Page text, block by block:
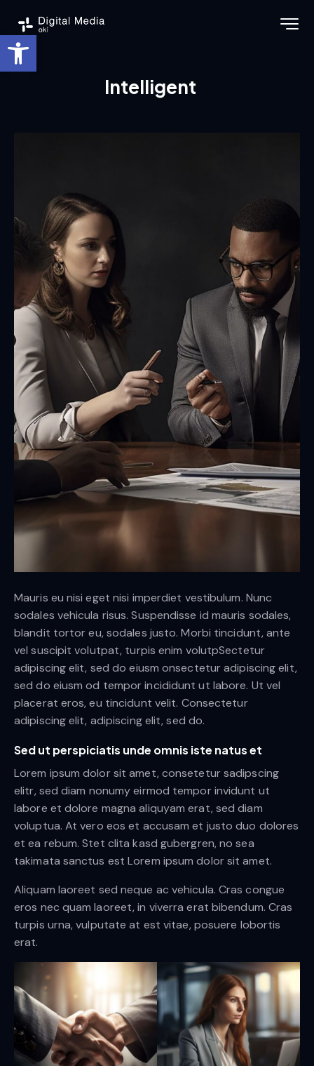
Ouvrir la barre d’outils
Intelligent
Mauris eu nisi eget nisi imperdiet vestibulum. Nunc
sodales vehicula risus. Suspendisse id mauris sodales,
blandit tortor eu, sodales justo. Morbi tincidunt, ante
vel suscipit volutpat, turpis enim volutpSectetur
adipiscing elit, sed do eiusm onsectetur adipiscing elit,
sed do eiusm od tempor incididunt ut labore. Ut vel
placerat eros, eu tincidunt velit. Consectetur
adipiscing elit, adipiscing elit, sed do.
Sed ut perspiciatis unde omnis iste natus et
Lorem ipsum dolor sit amet, consetetur sadipscing
elitr, sed diam nonumy eirmod tempor invidunt ut
labore et dolore magna aliquyam erat, sed diam
voluptua. At vero eos et accusam et justo duo dolores
et ea rebum. Stet clita kasd gubergren, no sea
takimata sanctus est Lorem ipsum dolor sit amet.
Aliquam laoreet sed neque ac vehicula. Cras congue
eros nec quam laoreet, in viverra erat bibendum. Cras
turpis urna, vulputate at est vitae, posuere lobortis
erat.